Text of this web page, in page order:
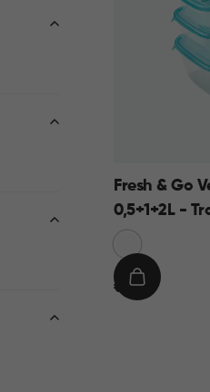
Fresh & Go
0,5+1+2L -
Blauw
€€ 8,95
IN